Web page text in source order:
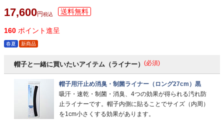
17,600 税込
160 ポイント進呈
春夏 新商品
帽子と一緒に買いたいアイテム（ライナー） (必須)
帽子用汗止め消臭・制菌ライナー（ロング27cm）黒
吸汗・速乾・制菌・消臭、4つの効果が得られる汚れ防
止ライナーです。帽子内側に貼ることでサイズ（内周）
を1cm小さくする効果があります。